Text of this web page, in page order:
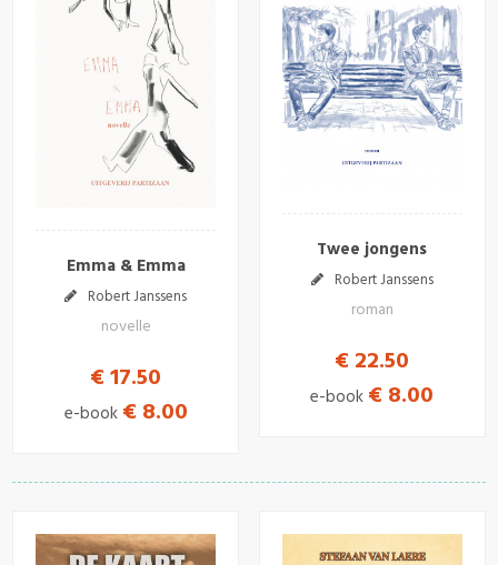
Emma & Emma
Robert Janssens
novelle
€ 17.50
e-book € 8.00
Twee jongens
Robert Janssens
roman
€ 22.50
e-book € 8.00